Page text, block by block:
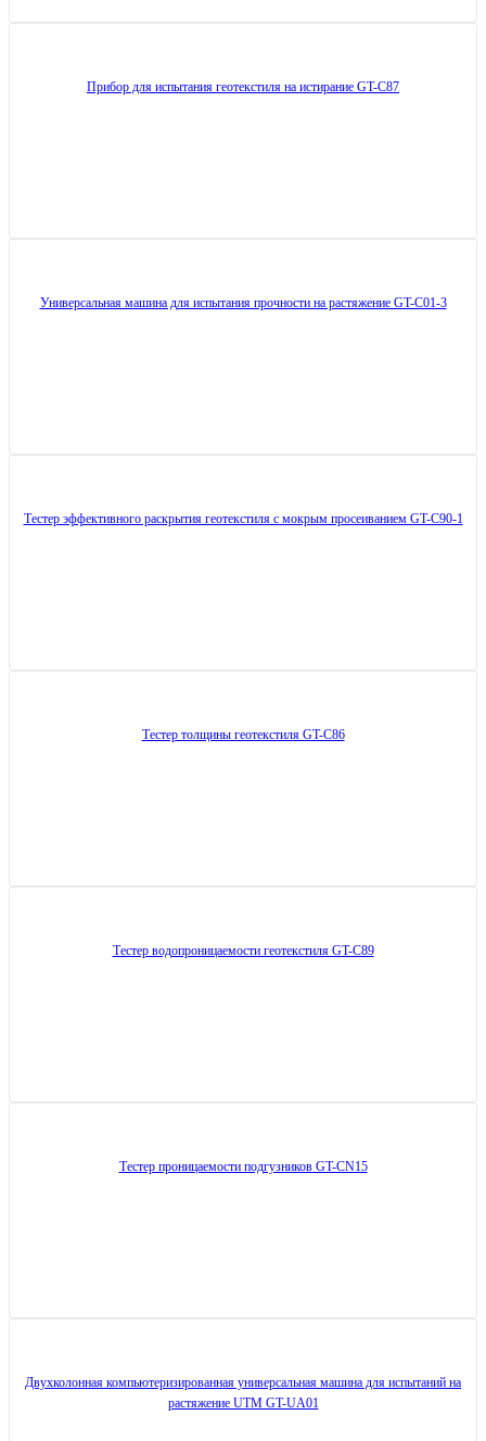
Прибор для испытания геотекстиля на истирание GT-C87
Универсальная машина для испытания прочности на растяжение GT-C01-3
Тестер эффективного раскрытия геотекстиля с мокрым просеиванием GT-C90-1
Тестер толщины геотекстиля GT-C86
Тестер водопроницаемости геотекстиля GT-C89
Тестер проницаемости подгузников GT-CN15
Двухколонная компьютеризированная универсальная машина для испытаний на
растяжение UTM GT-UA01